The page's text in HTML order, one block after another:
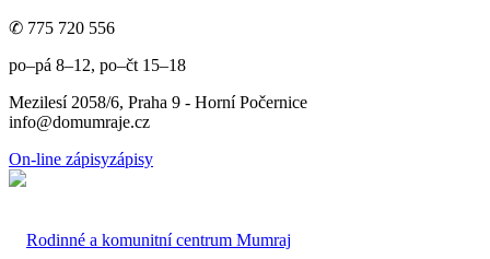
✆ 775 720 556
po–pá 8–12, po–čt 15–18
Mezilesí 2058/6, Praha 9 - Horní Počernice
info@domumraje.cz
On-line zápisyzápisy